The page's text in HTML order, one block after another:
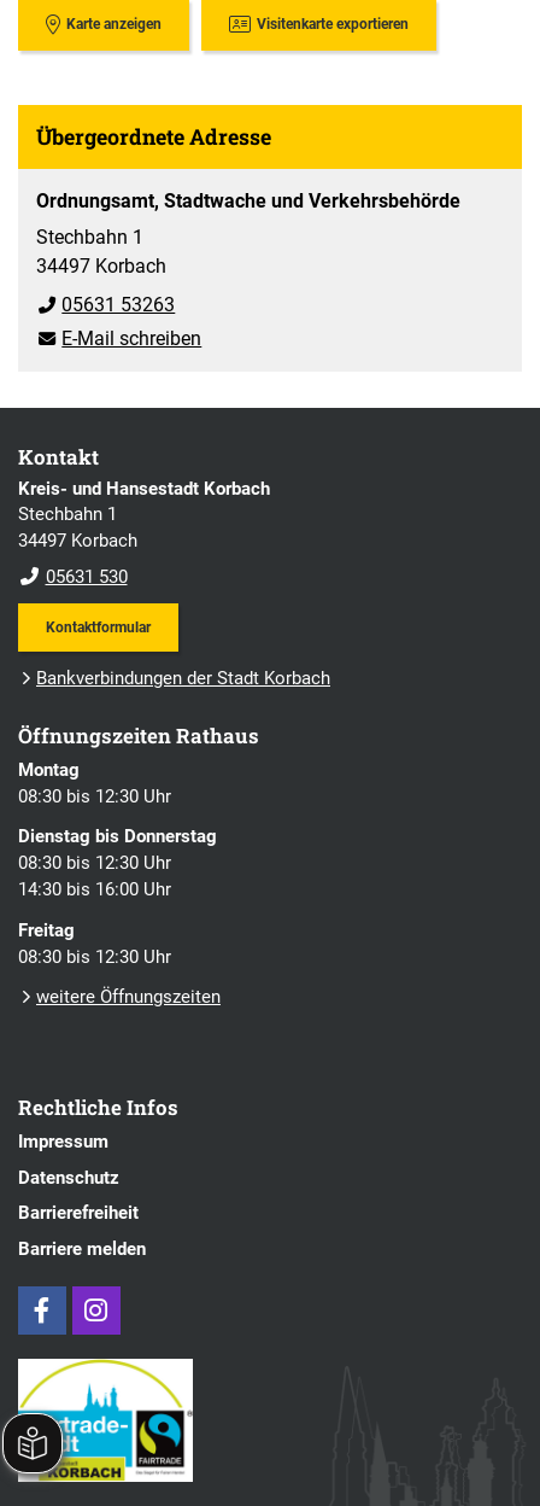
Karte anzeigen Visitenkarte exportieren
Übergeordnete Adresse
Ordnungsamt, Stadtwache und Verkehrsbehörde
Stechbahn 1
34497 Korbach
05631 53263
E-Mail schreiben
Kontakt
Kreis- und Hansestadt Korbach
Stechbahn 1
34497 Korbach
05631 530
Kontaktformular
Bankverbindungen der Stadt Korbach
Öffnungszeiten Rathaus
Montag
08:30 bis 12:30 Uhr
Dienstag bis Donnerstag
08:30 bis 12:30 Uhr
14:30 bis 16:00 Uhr
Freitag
08:30 bis 12:30 Uhr
weitere Öffnungszeiten
Rechtliche Infos
Impressum
Datenschutz
Barrierefreiheit
Barriere melden